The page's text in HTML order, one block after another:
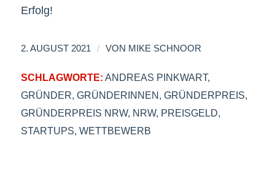
Erfolg!
2. AUGUST 2021 / VON MIKE SCHNOOR
SCHLAGWORTE: ANDREAS PINKWART,
GRÜNDER, GRÜNDERINNEN , GRÜNDERPREIS,
GRÜNDERPREIS NRW, NRW, PREISGELD,
STARTUPS, WETTBEWERB